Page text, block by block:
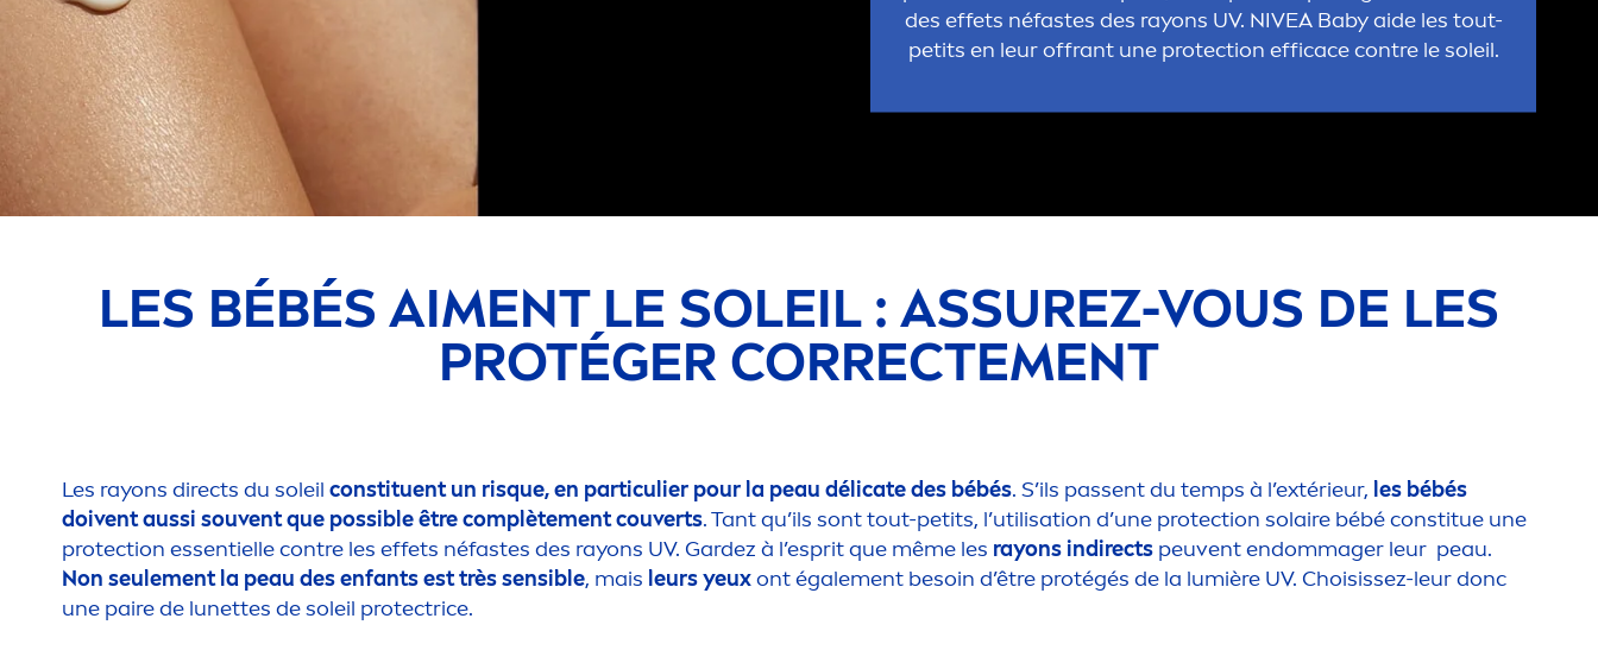
des effets néfastes des rayons UV. NIVEABaby aide les tout-
petits en leur offrant une protection efficace contre le soleil.
LES BÉBÉS AIMENT LE SOLEIL : ASSUREZ-VOUS DE LES
PROTÉGER CORRECTEMENT
Les rayons directs du soleil constituent un risque, en particulier pour la peau délicate des bébés. S’ils passent du temps à l’extérieur, les bébés
doivent aussi souvent que possible être complètement couverts. Tant qu’ils sont tout-petits, l’utilisation d’une protection solaire bébé constitue une
protection essentielle contre les effets néfastes des rayons UV. Gardez à l’esprit que même les rayons indirects peuvent endommager leur peau.
Non seulement la peau des enfants est très sensible, mais leurs yeuxont également besoin d’être protégés de la lumière UV. Choisissez-leur donc
une paire de lunettes de soleil protectrice.